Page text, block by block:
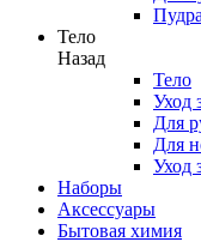
Тело
Назад
Тело
Уход
Для
Для
Уход
Наборы
Аксессуары
Бытовая химия